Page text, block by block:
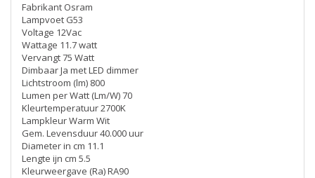
Fabrikant Osram
Lampvoet G53
Voltage 12Vac
Wattage 11.7 watt
Vervangt 75 Watt
Dimbaar Ja met LED dimmer
Lichtstroom (lm) 800
Lumen per Watt (Lm/W) 70
Kleurtemperatuur 2700K
Lampkleur Warm Wit
Gem. Levensduur 40.000 uur
Diameter in cm 11.1
Lengte ijn cm 5.5
Kleurweergave (Ra) RA90